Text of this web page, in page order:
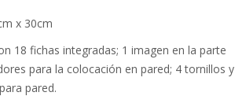
x 30cm
18 fichas integradas; 1 imagen en la parte
para la colocación en pared; 4 tornillos y
pared.